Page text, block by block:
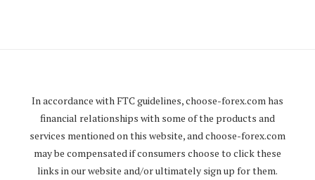
In accordance with FTC guidelines,choose-forex.com has
financial relationships with some of the products and
services mentioned on this website, and choose-forex.com
may be compensated if consumers choose to click these
links in our website and/or ultimately sign up for them.